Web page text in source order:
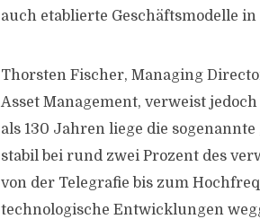
auch etablierte Geschäftsmodelle
Thorsten Fischer, Managing
Asset Management, verweist
als 130 Jahren liege die
stabil bei rund zwei Prozent des
von der Telegrafie bis zum
technologische Entwicklungen